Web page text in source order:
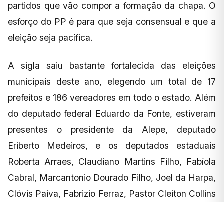
partidos que vão compor a formação da chapa. O
esforço do PP é para que seja consensual e que a
eleição seja pacífica.
A sigla saiu bastante fortalecida das eleições
municipais deste ano, elegendo um total de 17
prefeitos e 186 vereadores em todo o estado. Além
do deputado federal Eduardo da Fonte, estiveram
presentes o presidente da Alepe, deputado
Eriberto Medeiros, e os deputados estaduais
Roberta Arraes, Claudiano Martins Filho, Fabíola
Cabral, Marcantonio Dourado Filho, Joel da Harpa,
Clóvis Paiva, Fabrizio Ferraz, Pastor Cleiton Collins